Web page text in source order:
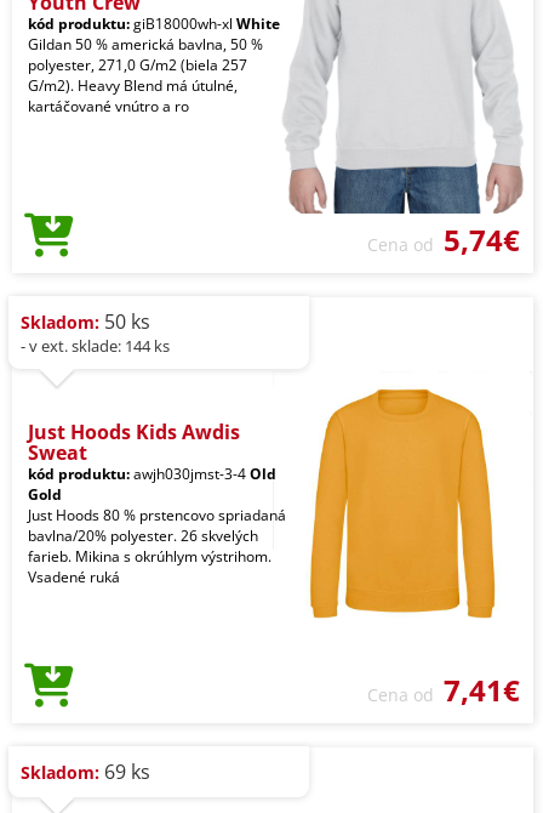
kód produktu:giB18000wh-xl White
Gildan 50 % americká bavlna, 50 %
polyester, 271,0 G/m2 (biela 257
G/m2). Heavy Blend má útulné,
kartáčované vnútro a ro
Cena od 5,74€
Skladom: 50 ks
- v ext. sklade: 144 ks
Just Hoods Kids Awdis
Sweat
kód produktu:awjh030jmst-3-4Old
Gold
Just Hoods 80 % prstencovo spriadaná
bavlna/20% polyester. 26 skvelých
farieb. Mikina s okrúhlym výstrihom.
Vsadené ruká
Cena od 7,41€
Skladom: 69 ks